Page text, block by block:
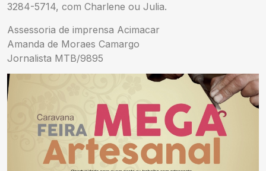
3284-5714, com Charlene ou Julia.
Assessoria de imprensa Acimacar
Amanda de Moraes Camargo
Jornalista MTB/9895